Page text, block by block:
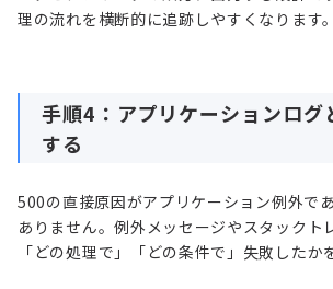
理の流れを横断的に追跡しやすくなります。
手順4：アプリケーションログ
する
500の直接原因がアプリケーション例外で
ありません。例外メッセージやスタックト
「どの処理で」「どの条件で」失敗したか